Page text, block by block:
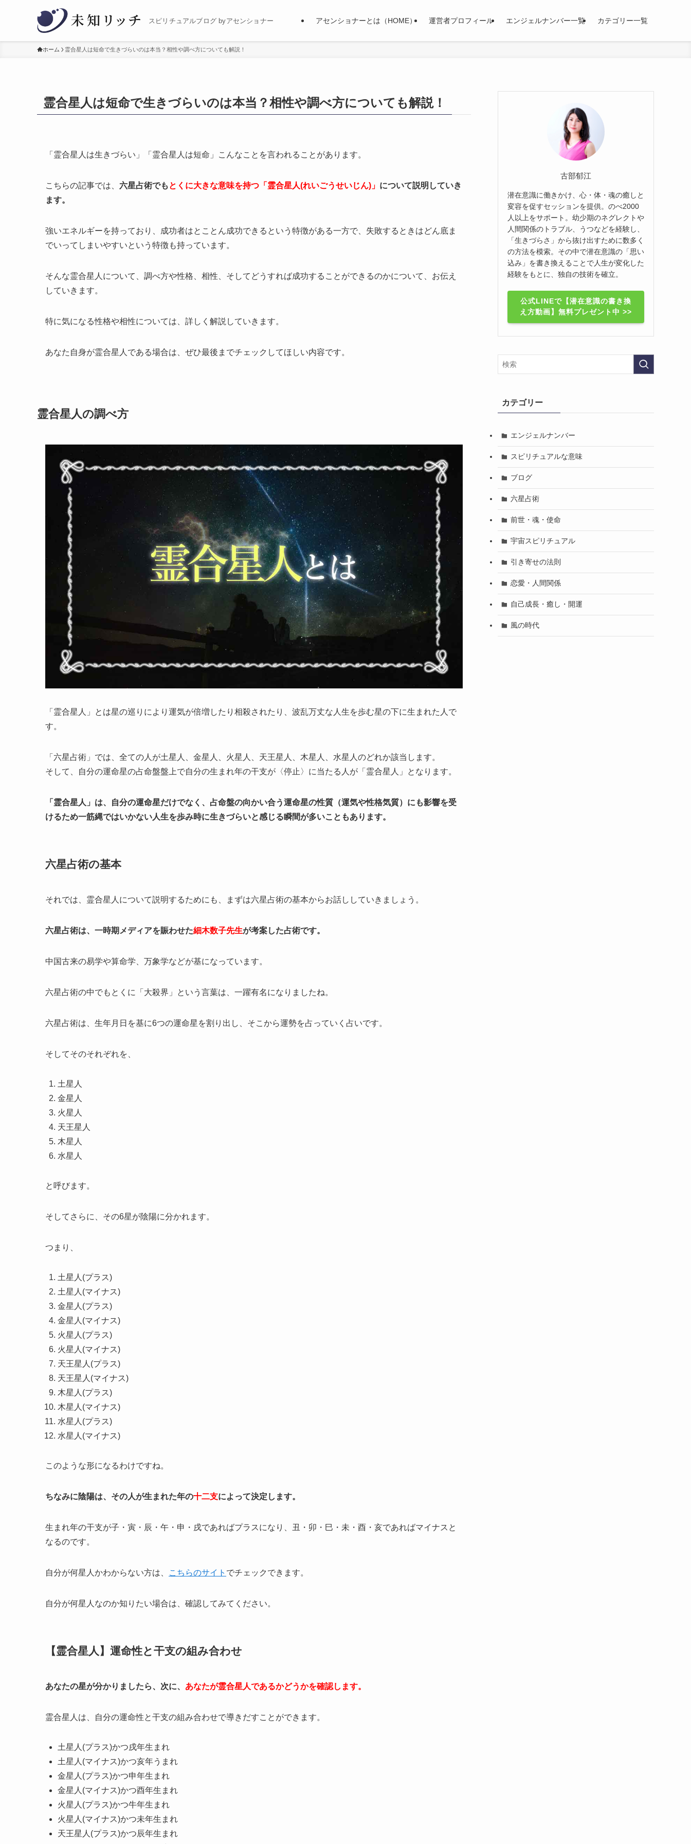
スピリチュアルブログ byアセンショナー アセンショナーとは（HOME） 運営者プロフィール エンジェルナンバー一覧 カテゴリー一覧
ホーム 霊合星人は短命で生きづらいのは本当？相性や調べ方についても解説！
霊合星人は短命で生きづらいのは本当？相性や調べ方についても解説！
「霊合星人は生きづらい」「霊合星人は短命」こんなことを言われることがあります。
こちらの記事では、 六星占術でも とくに大きな意味を持つ「霊合星人(れいごうせいじん)」 について説明していき
ます。
強いエネルギーを持っており、成功者はとことん成功できるという特徴がある一方で、失敗するときはどん底ま
でいってしまいやすいという特徴も持っています。
そんな霊合星人について、調べ方や性格、相性、そしてどうすれば成功することができるのかについて、お伝え
していきます。
特に気になる性格や相性については、詳しく解説していきます。
あなた自身が霊合星人である場合は、ぜひ最後までチェックしてほしい内容です。
霊合星人の調べ方
「霊合星人」とは星の巡りにより運気が倍増したり相殺されたり、波乱万丈な人生を歩む星の下に生まれた人で
す。
「六星占術」では、全ての人が土星人、金星人、火星人、天王星人、木星人、水星人のどれか該当します。
そして、自分の運命星の占命盤盤上で自分の生まれ年の干支が〈停止〉に当たる人が「霊合星人」となります。
「霊合星人」は、自分の運命星だけでなく、占命盤の向かい合う運命星の性質（運気や性格気質）にも影響を受
けるため一筋縄ではいかない人生を歩み時に生きづらいと感じる瞬間が多いこともあります。
六星占術の基本
それでは、霊合星人について説明するためにも、まずは六星占術の基本からお話ししていきましょう。
六星占術は、一時期メディアを賑わせた細木数子先生が考案した占術です。
中国古来の易学や算命学、万象学などが基になっています。
六星占術の中でもとくに「大殺界」という言葉は、一躍有名になりましたね。
六星占術は、生年月日を基に6つの運命星を割り出し、そこから運勢を占っていく占いです。
そしてそのそれぞれを、
土星人
金星人
火星人
天王星人
木星人
水星人
と呼びます。
そしてさらに、その6星が陰陽に分かれます。
つまり、
土星人(プラス)
土星人(マイナス)
金星人(プラス)
金星人(マイナス)
火星人(プラス)
火星人(マイナス)
天王星人(プラス)
天王星人(マイナス)
木星人(プラス)
木星人(マイナス)
水星人(プラス)
水星人(マイナス)
このような形になるわけですね。
ちなみに陰陽は、その人が生まれた年の十二支によって決定します。
生まれ年の干支が子・寅・辰・午・申・戌であればプラスになり、丑・卯・巳・未・酉・亥であればマイナスと
なるのです。
自分が何星人かわからない方は、 こちらのサイト でチェックできます。
自分が何星人なのか知りたい場合は、確認してみてください。
【霊合星人】運命性と干支の組み合わせ
あなたの星が分かりましたら、次に、 あなたが霊合星人であるかどうかを確認します。
霊合星人は、自分の運命性と干支の組み合わせで導きだすことができます。
土星人(プラス)かつ戌年生まれ
土星人(マイナス)かつ亥年うまれ
金星人(プラス)かつ申年生まれ
金星人(マイナス)かつ酉年生まれ
火星人(プラス)かつ牛年生まれ
火星人(マイナス)かつ未年生まれ
天王星人(プラス)かつ辰年生まれ
古部郁江
潜在意識に働きかけ、心・体・魂の癒しと
変容を促すセッションを提供。のべ2000
人以上をサポート。幼少期のネグレクトや
人間関係のトラブル、うつなどを経験し、
「生きづらさ」から抜け出すために数多く
の方法を模索。その中で潜在意識の「思い
込み」を書き換えることで人生が変化した
経験をもとに、独自の技術を確立。
公式LINEで【潜在意識の書き換
え方動画】無料プレゼント中 >>
カテゴリー
エンジェルナンバー
スピリチュアルな意味
ブログ
六星占術
前世・魂・使命
宇宙スピリチュアル
引き寄せの法則
恋愛・人間関係
自己成長・癒し・開運
風の時代